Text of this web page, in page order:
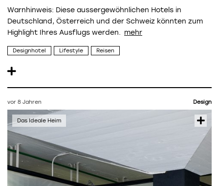
Warnhinweis: Diese aussergewöhnlichen Hotels in
Deutschland, Österreich und der Schweiz könnten zum
Highlight Ihres Ausflugs werden.
Designhotel Lifestyle Reisen
vor 8 Jahren Design